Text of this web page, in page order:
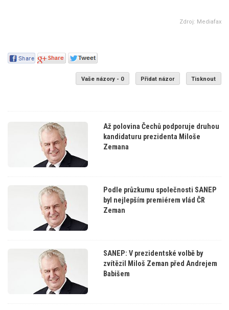
Zdroj: Mediafax
Vaše názory - 0 Přidat názor Tisknout
Až polovina Čechů podporuje druhou
kandidaturu prezidenta Miloše
Zemana
Podle průzkumu společnosti SANEP
byl nejlepším premiérem vlád ČR
Zeman
SANEP: V prezidentské volbě by
zvítězil Miloš Zeman před Andrejem
Babišem